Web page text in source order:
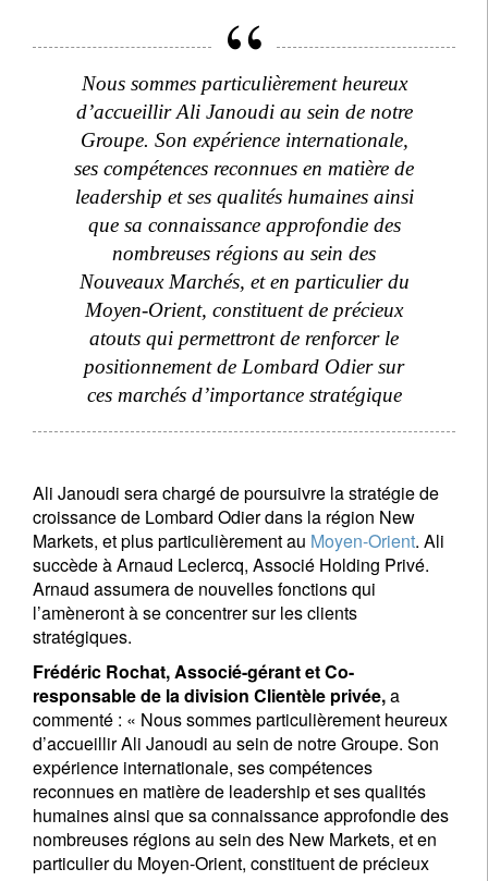
Nous sommes particulièrement heureux
d’accueillir Ali Janoudi au sein de notre
Groupe. Son expérience internationale,
ses compétences reconnues en matière de
leadership et ses qualités humaines ainsi
que sa connaissance approfondie des
nombreuses régions au sein des
Nouveaux Marchés, et en particulier du
Moyen-Orient, constituent de précieux
atouts qui permettront de renforcer le
positionnement de Lombard Odier sur
ces marchés d’importance stratégique
Ali Janoudi sera chargé de poursuivre la stratégie de
croissance de Lombard Odier dans la région New
Markets, et plus particulièrement au Moyen-Orient. Ali
succède à Arnaud Leclercq, Associé Holding Privé.
Arnaud assumera de nouvelles fonctions qui
l’amèneront à se concentrer sur les clients
stratégiques.
Frédéric Rochat, Associé-gérant et Co-
responsable de la division Clientèle privée,a
commenté : « Nous sommes particulièrement heureux
d’accueillir Ali Janoudi au sein de notre Groupe. Son
expérience internationale, ses compétences
reconnues en matière de leadership et ses qualités
humaines ainsi que sa connaissance approfondie des
nombreuses régions au sein des New Markets, et en
particulier du Moyen-Orient, constituent de précieux